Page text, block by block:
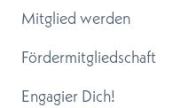
Mitglied werden
Fördermitgliedschaft
Engagier Dich!